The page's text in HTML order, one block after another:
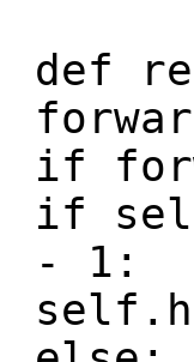
def
if
if
- 1: